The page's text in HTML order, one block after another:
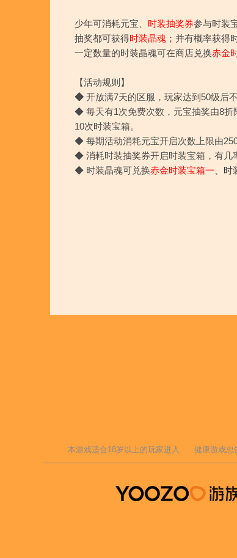
少年可消耗元宝、 时装抽奖券参与时装
抽奖都可获得时装晶魂 ；并有概率获得
一定数量的时装晶魂可在商店兑换赤金
【活动规则】
◆ 开放满7天的区服，玩家达到50级后
◆ 每天有1次免费次数，元宝抽奖由8折
10次时装宝箱。
◆ 每期活动消耗元宝开启次数上限由
◆ 消耗时装抽奖券开启时装宝箱，有几
◆ 时装晶魂可兑换赤金时装宝箱一 、
本游戏适合18岁以上的玩家进入 健康游戏忠